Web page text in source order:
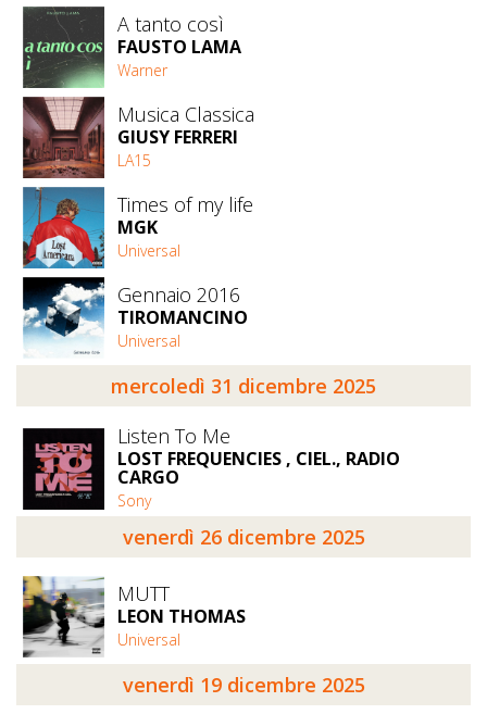
A tanto così
FAUSTO LAMA
Warner
Musica Classica
GIUSY FERRERI
LA15
Times of my life
MGK
Universal
Gennaio 2016
TIROMANCINO
Universal
mercoledì 31 dicembre 2025
Listen To Me
LOST FREQUENCIES , CIEL., RADIO
CARGO
Sony
venerdì 26 dicembre 2025
MUTT
LEON THOMAS
Universal
venerdì 19 dicembre 2025